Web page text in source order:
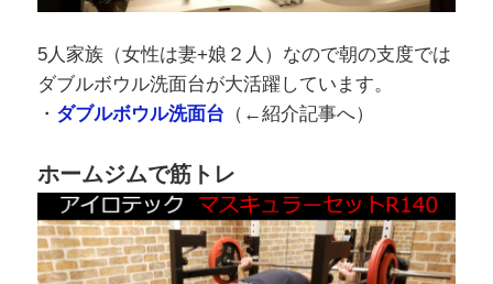
5人家族（女性は妻+娘２人）なので朝の支度では
ダブルボウル洗面台が大活躍しています。
・ ダブルボウル洗面台 （←紹介記事へ）
ホームジムで筋トレ